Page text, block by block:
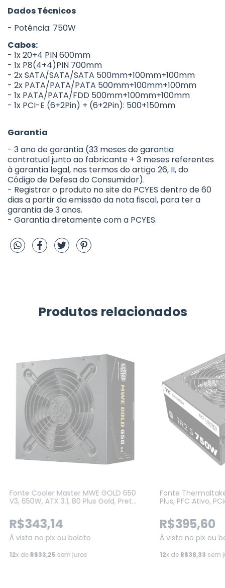
Dados Técnicos
- Potência: 750W
Cabos:
- 1x 20+4 PIN 600mm
- 1x P8(4+4)PIN 700mm
- 2x SATA/SATA/SATA 500mm+100mm+100mm
- 2x PATA/PATA/PATA 500mm+100mm+100mm
- 1x PATA/PATA/FDD 500mm+100mm+100mm
- 1x PCI-E (6+2Pin) + (6+2Pin): 500+150mm
Garantia
- 3 ano de garantia (33 meses de garantia
contratual junto ao fabricante + 3 meses referentes
à garantia legal, nos termos do artigo 26, II, do
Código de Defesa do Consumidor).
- Registrar o produto no site da PCYES dentro de 60
dias a partir da emissão da nota fiscal, para ter a
garantia de 3 anos.
- Garantia diretamente com a PCYES.
Produtos relacionados
Fonte Cooler Master MWE GOLD 650
V3, 650W, ATX 3.1, 80 Plus Gold, Preto
R$343,14
Á vista no pix ou boleto
12x deR$33,25 sem juros
Fonte
Plus, PFC Ativo,
R$395,60
Á vista no pix ou
12x de R$38,33 sem